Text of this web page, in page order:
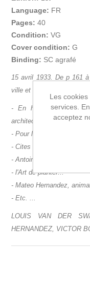
Language: FR
Pages: 40
Condition: VG
Cover condition: G
Binding: SC agrafé
15 avril 1933. De p 161
ville et votre maison.
- En hommage à un
architect-urbaniste et
- Pour la sante populaire,
- Cites Hollandaises.
- Antoine Pompe.
- l'Art de planter...
- Mateo Hernandez,
- Etc. ...
LOUIS VAN DER
HERNANDEZ, VICTOR
Les
services.
acceptez